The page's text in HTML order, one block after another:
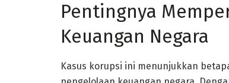
Pentingnya
Keuangan Negara
Kasus korupsi ini menunjukkan